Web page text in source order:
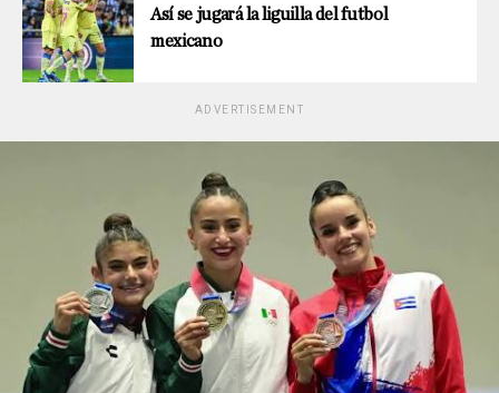
Así se jugará la liguilla del futbol
mexicano
ADVERTISEMENT